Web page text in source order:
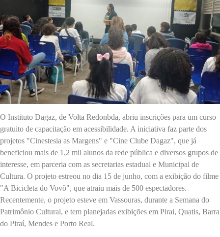
O Instituto Dagaz, de Volta Redonbda, abriu inscrições para um curso
gratuito de capacitação em acessibilidade. A iniciativa faz parte dos
projetos "Cinestesia as Margens" e "Cine Clube Dagaz", que já
beneficiou mais de 1,2 mil alunos da rede pública e diversos grupos de
interesse, em parceria com as secretarias estadual e Municipal de
Cultura. O projeto estreou no dia 15 de junho, com a exibição do filme
"A Bicicleta do Vovô", que atraiu mais de 500 espectadores.
Recentemente, o projeto esteve em Vassouras, durante a Semana do
Patrimônio Cultural, e tem planejadas exibições em Pirai, Quatis, Barra
do Piraí, Mendes e Porto Real.